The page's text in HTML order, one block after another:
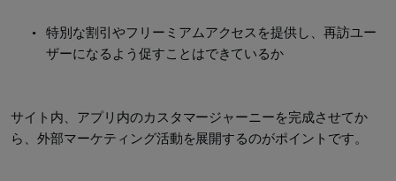
特別な割引やフリーミアムアクセスを提供し、再訪ユー
ザーになるよう促すことはできているか
サイト内、アプリ内のカスタマージャーニーを完成させてか
ら、外部マーケティング活動を展開するのがポイントです。